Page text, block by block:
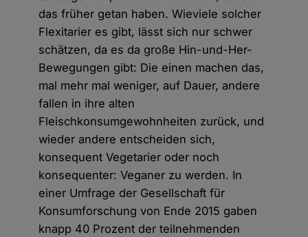
das früher getan haben. Wieviele solcher
Flexitarier es gibt, lässt sich nur schwer
schätzen, da es da große Hin-und-Her-
Bewegungen gibt: Die einen machen das,
mal mehr mal weniger, auf Dauer, andere
fallen in ihre alten
Fleischkonsumgewohnheiten zurück, und
wieder andere entscheiden sich,
konsequent Vegetarier oder noch
konsequenter: Veganer zu werden. In
einer Umfrage der Gesellschaft für
Konsumforschung von Ende 2015 gaben
knapp 40 Prozent der teilnehmenden